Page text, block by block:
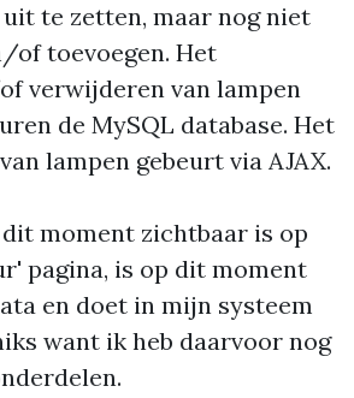
te zetten, maar nog niet
of toevoegen. Het
verwijderen van lampen
de MySQL database. Het
lampen gebeurt via AJAX.
moment zichtbaar is op
pagina, is op dit moment
en doet in mijn systeem
want ik heb daarvoor nog